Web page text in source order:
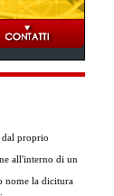
dal proprio
all'interno di un
nome la dicitura